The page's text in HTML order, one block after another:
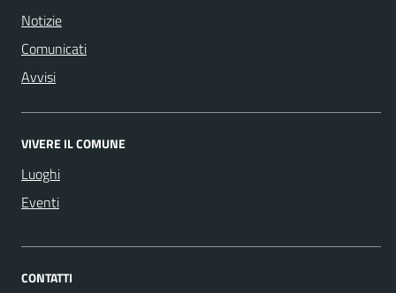
Notizie
Comunicati
Avvisi
VIVERE IL COMUNE
Luoghi
Eventi
CONTATTI